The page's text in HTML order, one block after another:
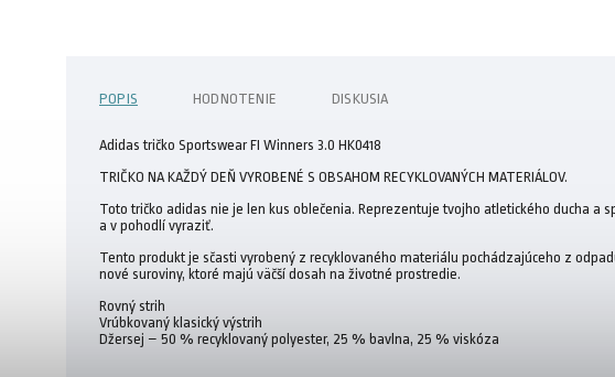
POPIS HODNOTENIE DISKUSIA
Adidas tričko Sportswear FI Winners 3.0 HK0418
TRIČKO NA KAŽDÝ DEŇ VYROBENÉ S OBSAHOM RECYKLOVANÝCH MATERIÁLOV.
Toto tričko adidas nie je len kus oblečenia. Reprezentuje tvojho atletického ducha a
a v pohodlí vyraziť.
Tento produkt je sčasti vyrobený z recyklovaného materiálu pochádzajúceho z
nové suroviny, ktoré majú väčší dosah na životné prostredie.
Rovný strih
Vrúbkovaný klasický výstrih
Džersej – 50 % recyklovaný polyester, 25 % bavlna, 25 % viskóza